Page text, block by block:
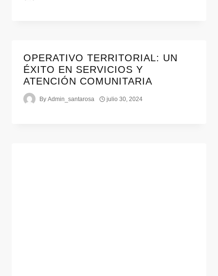
OPERATIVO TERRITORIAL: UN
ÉXITO EN SERVICIOS Y
ATENCIÓN COMUNITARIA
By Admin_santarosa julio 30, 2024